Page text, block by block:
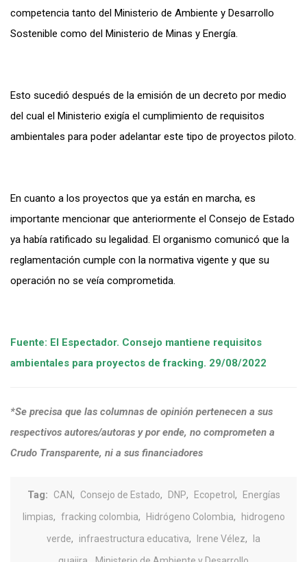
competencia tanto del Ministerio de Ambiente y Desarrollo
Sostenible como del Ministerio de Minas y Energía.
Esto sucedió después de la emisión de un decreto por medio
del cual el Ministerio exigía el cumplimiento de requisitos
ambientales para poder adelantar este tipo de proyectos piloto.
En cuanto a los proyectos que ya están en marcha, es
importante mencionar que anteriormente el Consejo de Estado
ya había ratificado su legalidad. El organismo comunicó que la
reglamentación cumple con la normativa vigente y que su
operación no se veía comprometida.
Fuente: El Espectador. Consejo mantiene requisitos
ambientales para proyectos de fracking. 29/08/2022
*Se precisa que las columnas de opinión pertenecen a sus
respectivos autores/autoras y por ende, no comprometen a
Crudo Transparente, ni a sus financiadores
Tag: CAN, Consejo de Estado, DNP, Ecopetrol ,
Energías
limpias, fracking colombia, Hidrógeno Colombia,
hidrogeno
verde, infraestructura educativa, Irene Vélez,
la